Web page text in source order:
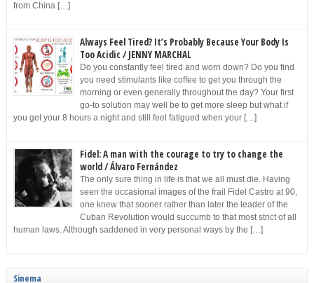
from China […]
Always Feel Tired? It’s Probably Because Your Body Is
Too Acidic / JENNY MARCHAL
Do you constantly feel tired and worn down? Do you find
you need stimulants like coffee to get you through the
morning or even generally throughout the day? Your first
go-to solution may well be to get more sleep but what if
you get your 8 hours a night and still feel fatigued when your […]
Fidel: A man with the courage to try to change the
world / Álvaro Fernández
The only sure thing in life is that we all must die. Having
seen the occasional images of the frail Fidel Castro at 90,
one knew that sooner rather than later the leader of the
Cuban Revolution would succumb to that most strict of all
human laws. Although saddened in very personal ways by the […]
Sinema